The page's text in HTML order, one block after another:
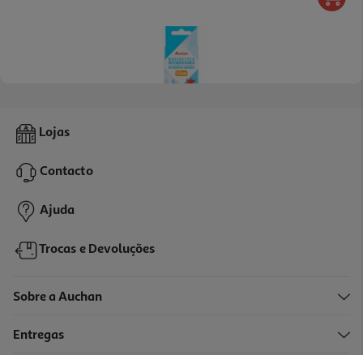
Escovas Interdentárias Auchan 06 Mm 6un
1,25 €
Lojas
Contacto
Ajuda
Trocas e Devoluções
Sobre a Auchan
Entregas